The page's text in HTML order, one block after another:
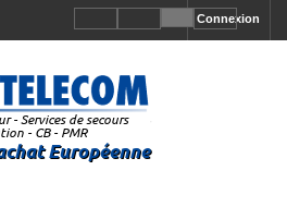
Connexion